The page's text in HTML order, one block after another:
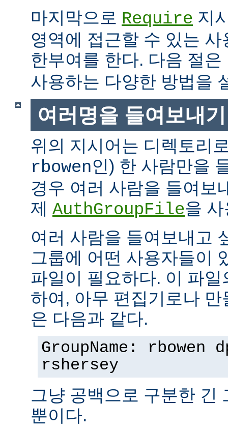
마지막으로 Require 지
영역에 접근할 수 있는
한부여를 한다. 다음 절은
사용하는 다양한 방법을
여러명을 들여보내기
위의 지시어는 디렉토리
rbowen인) 한 사람만을
경우 여러 사람을 들여보
제 AuthGroupFile을
여러 사람을 들여보내고
그룹에 어떤 사용자들이
파일이 필요하다. 이 파
하여, 아무 편집기로나
은 다음과 같다.
GroupName: rbowen
rshersey
그냥 공백으로 구분한 긴
뿐이다.